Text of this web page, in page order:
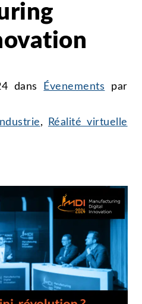
dans Évenements par
Industrie,
Réalité virtuelle